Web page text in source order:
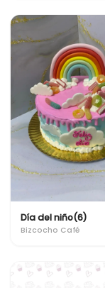
Día del niño(6)
Bizcocho Café